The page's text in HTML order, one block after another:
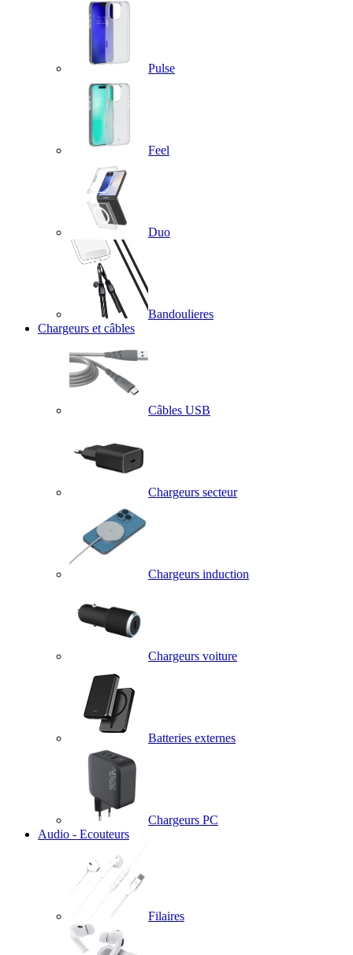
Pulse
Feel
Duo
Bandoulieres
Chargeurs et câbles
Câbles USB
Chargeurs secteur
Chargeurs induction
Chargeurs voiture
Batteries externes
Chargeurs PC
Audio - Ecouteurs
Filaires